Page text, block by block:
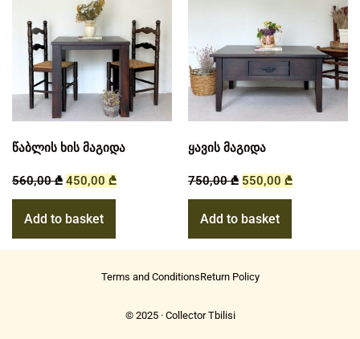
წაბლის ხის მაგიდა
560,00₾ 450,00 ₾
Add to basket
ყავის მაგიდა
750,00₾ 550,00 ₾
Add to basket
© 2025 · Collector Tbilisi
Terms and ConditionsReturn Policy